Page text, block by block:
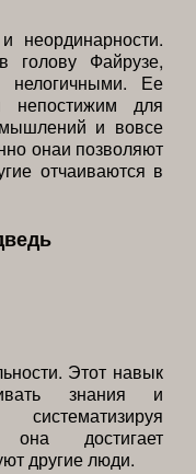
неординарности.
голову Файрузе,
Ее
непостижим для
и вовсе
онаи позволяют
отчаиваются в
Этот навык
знания и
достигает
другие люди.